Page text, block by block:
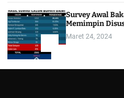
Survey Awal
Memimpin
Maret 24, 2024